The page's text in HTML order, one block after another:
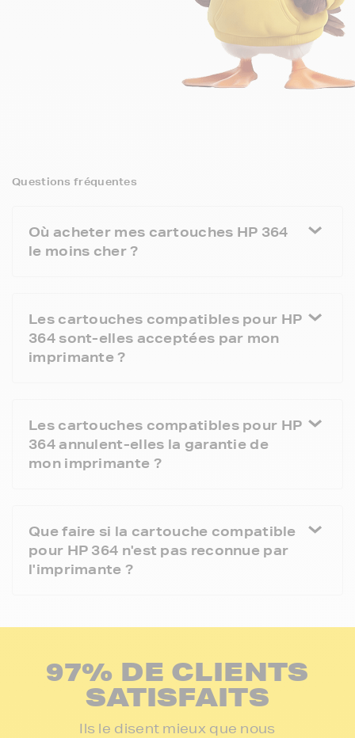
Questions fréquentes
Où acheter mes cartouches HP 364
le moins cher ?
Les cartouches compatibles pour HP
364 sont-elles acceptées par mon
imprimante ?
Les cartouches compatibles pour HP
364 annulent-elles la garantie de
mon imprimante ?
Que faire si la cartouche compatible
pour HP 364 n'est pas reconnue par
l'imprimante ?
97% DE CLIENTS
SATISFAITS
Ils le disent mieux que nous